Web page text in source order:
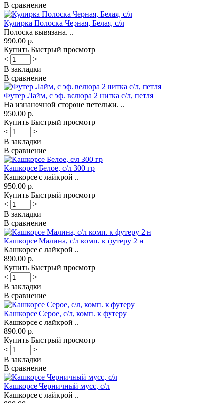
В сравнение
Кулирка Полоска Черная, Белая, с/л
Полоска вывязана. ..
990.00 р.
Купить Быстрый просмотр
<
>
В закладки
В сравнение
Футер Лайм, с эф. велюра 2 нитка с/л, петля
На изнаночной стороне петельки. ..
950.00 р.
Купить Быстрый просмотр
<
>
В закладки
В сравнение
Кашкорсе Белое, с/л 300 гр
Кашкорсе с лайкрой ..
950.00 р.
Купить Быстрый просмотр
<
>
В закладки
В сравнение
Кашкорсе Малина, с/л комп. к футеру 2 н
Кашкорсе с лайкрой ..
890.00 р.
Купить Быстрый просмотр
<
>
В закладки
В сравнение
Кашкорсе Серое, с/л, комп. к футеру
Кашкорсе с лайкрой ..
890.00 р.
Купить Быстрый просмотр
<
>
В закладки
В сравнение
Кашкорсе Черничный мусс, с/л
Кашкорсе с лайкрой ..